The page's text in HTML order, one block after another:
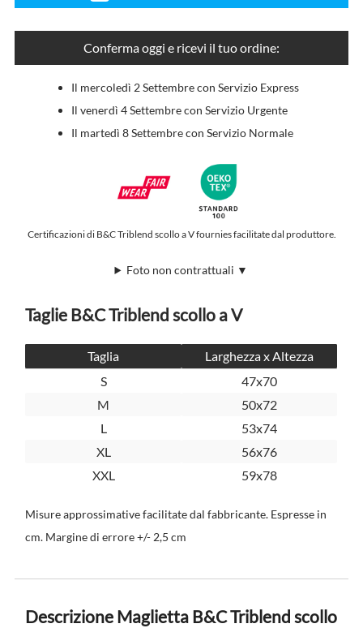
Conferma oggi e ricevi il tuo ordine:
Il mercoledì 2 Settembre con Servizio Express
Il venerdì 4 Settembre con Servizio Urgente
Il martedì 8 Settembre con Servizio Normale
Certificazioni di B&C Triblend scollo a V fournies facilitate dal produttore.
Foto non contrattuali ▼
Taglie B&C Triblend scollo a V
Taglia
Larghezza x Altezza
S
47x70
M
50x72
L
53x74
XL
56x76
XXL
59x78
Misure approssimative facilitate dal fabbricante. Espresse in
cm. Margine di errore +/- 2,5 cm
Descrizione Maglietta B&C Triblend scollo